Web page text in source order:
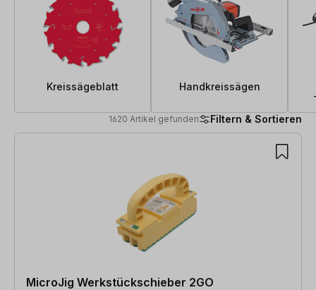
Kreissägeblatt
Handkreissägen
1620 Artikel gefunden Filtern & Sortieren
1620 Artikel gefunden
MicroJig Werkstückschieber 2GO